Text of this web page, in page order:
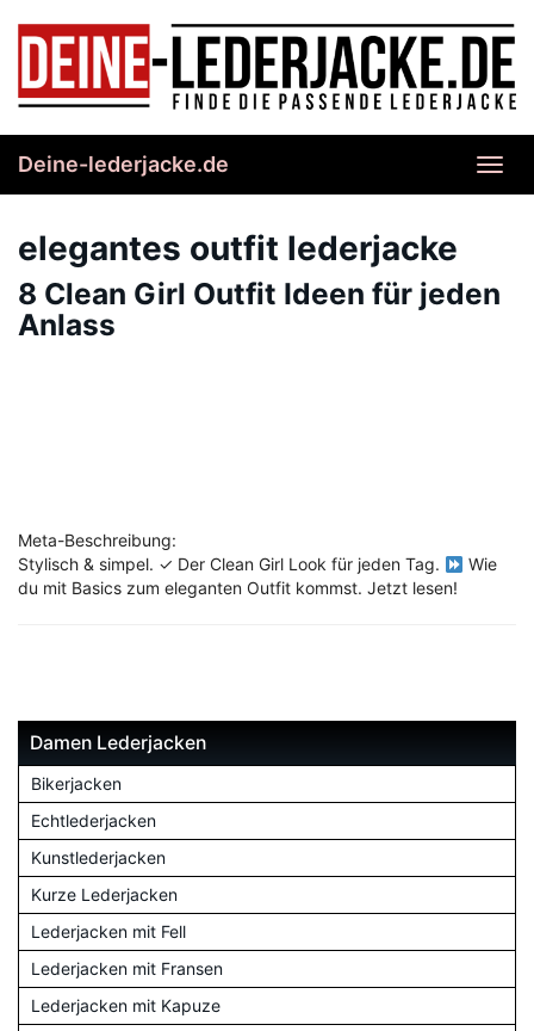
content
Deine-lederjacke.de
elegantes outfit lederjacke
8 Clean Girl Outfit Ideen für jeden
Anlass
Meta-Beschreibung:
Stylisch & simpel. ✓ Der Clean Girl Look für jeden Tag.
Wie
du mit Basics zum eleganten Outfit kommst. Jetzt lesen!
Damen Lederjacken
Bikerjacken
Echtlederjacken
Kunstlederjacken
Kurze Lederjacken
Lederjacken mit Fell
Lederjacken mit Fransen
Lederjacken mit Kapuze